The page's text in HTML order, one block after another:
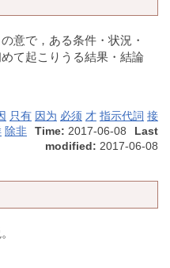
意で，ある条件・状況・
て起こりうる結果・結論
只有 因为 必须 才 指示代詞 接
除非 Time: 2017-06-08
Last
modified: 2017-06-08